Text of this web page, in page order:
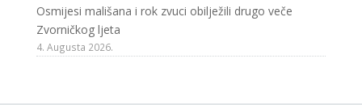
Osmijesi mališana i rok zvuci obilježili drugo veče
Zvorničkog ljeta
4. Augusta 2026.